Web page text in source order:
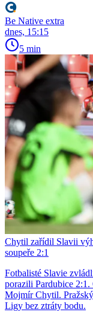
Be Native extra
dnes, 15:15
5 min
Chytil zařídil Slavii
soupeře 2:1
Fotbalisté Slavie
porazili Pardubice
Mojmír Chytil.
Ligy bez ztráty bodu.